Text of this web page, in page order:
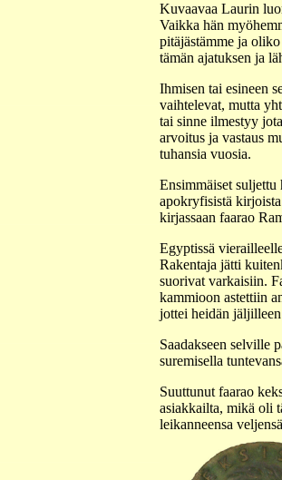
Kuvaavaa Laurin
Vaikka hän
pitäjästämme ja
tämän ajatuksen ja
Ihmisen tai esineen
vaihtelevat, mutta
tai sinne ilmestyy
arvoitus ja vastaus
tuhansia vuosia.
Ensimmäiset suljettu
apokryfisistä
kirjassaan faarao
Egyptissä
Rakentaja jätti
suorivat varkaisiin.
kammioon astettiin
jottei heidän jäljilleen
Saadakseen selville
suremisella
Suuttunut faarao
asiakkailta, mikä oli
leikanneensa